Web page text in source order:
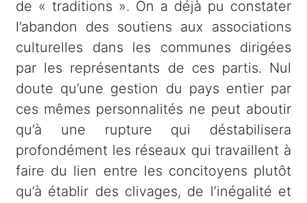
de « traditions ». On a déjà pu constater
l’abandon des soutiens aux associations
culturelles dans les communes dirigées
par les représentants de ces partis. Nul
doute qu’une gestion du pays entier par
ces mêmes personnalités ne peut aboutir
qu’à une rupture qui déstabilisera
profondément les réseaux qui travaillent à
faire du lien entre les concitoyens plutôt
qu’à établir des clivages, de l’inégalité et